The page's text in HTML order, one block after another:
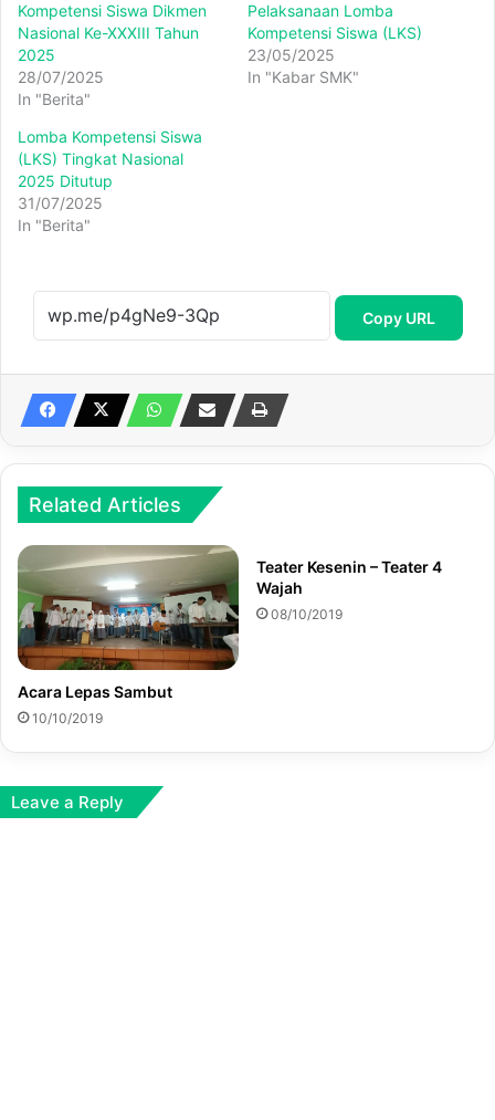
Kompetensi Siswa Dikmen
Nasional Ke-XXXIII Tahun
2025
28/07/2025
In "Berita"
Pelaksanaan Lomba
Kompetensi Siswa (LKS)
23/05/2025
In "Kabar SMK"
Lomba Kompetensi Siswa
(LKS) Tingkat Nasional
2025 Ditutup
31/07/2025
In "Berita"
Copy URL
Related Articles
Acara Lepas Sambut
10/10/2019
Teater Kesenin – Teater 4
Wajah
08/10/2019
Leave a Reply